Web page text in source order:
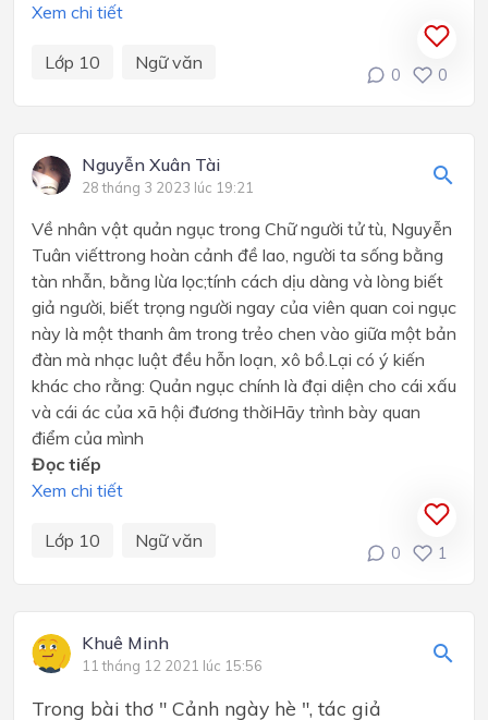
Xem chi tiết
Lớp 10 Ngữ văn
0 0
Nguyễn Xuân Tài
28 tháng 3 2023 lúc 19:21
Về nhân vật quản ngục trong Chữ người tử tù, Nguyễn
Tuân viếttrong hoàn cảnh đề lao, người ta sống bằng
tàn nhẫn, bằng lừa lọc;tính cách dịu dàng và lòng biết
giả người, biết trọng người ngay của viên quan coi ngục
này là một thanh âm trong trẻo chen vào giữa một bản
đàn mà nhạc luật đều hỗn loạn, xô bồ.Lại có ý kiến
khác cho rằng: Quản ngục chính là đại diện cho cái xấu
và cái ác của xã hội đương thờiHãy trình bày quan
điểm của mình
Đọc tiếp
Xem chi tiết
Lớp 10 Ngữ văn
0 1
Khuê Minh
11 tháng 12 2021 lúc 15:56
Trong bài thơ " Cảnh ngày hè ", tác giả